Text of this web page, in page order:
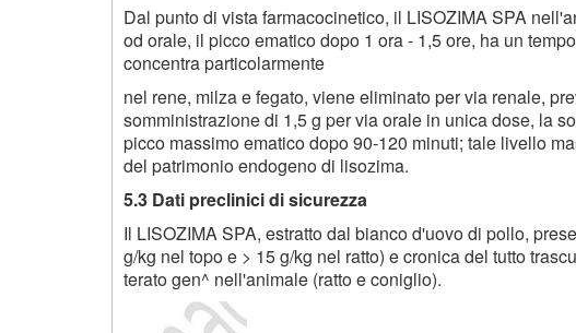
Dal punto di vista farmacocinetico, il LISOZIMA SPA
od orale, il picco ematico dopo 1 ora - 1,5 ore, ha un
concentra particolarmente
nel rene, milza e fegato, viene eliminato per via renale,
somministrazione di 1,5 g per via orale in unica dose, la
picco massimo ematico dopo 90-120 minuti; tale livello
del patrimonio endogeno di lisozima.
5.3 Dati preclinici di sicurezza
Il LISOZIMA SPA, estratto dal bianco d'uovo di pollo,
g/kg nel topo e > 15 g/kg nel ratto) e cronica del tutto
terato gen^ nell'animale (ratto e coniglio).